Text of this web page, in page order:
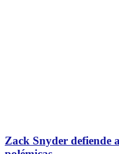
Zack Snyder defiende